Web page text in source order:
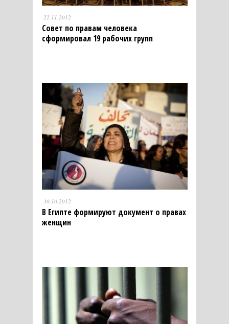
22.11.2012
Совет по правам человека
сформировал 19 рабочих групп
30.10.2012
В Египте формируют документ о правах
женщин